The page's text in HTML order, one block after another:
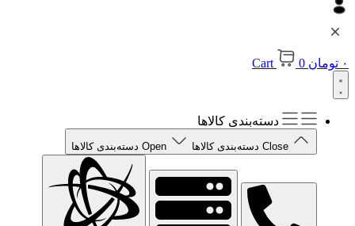
۰ تومان 0
Cart
دسته‌بندی کالاها
Close دسته‌بندی کالاها Open دسته‌بندی کالاها